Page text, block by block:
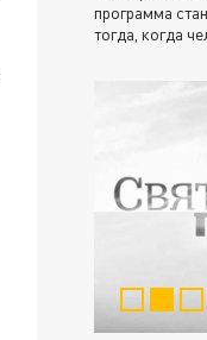
программа
тогда, когда